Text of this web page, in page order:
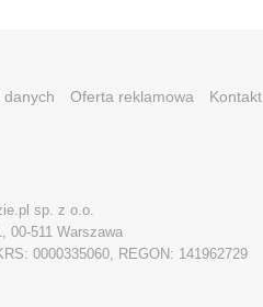
danych Oferta reklamowa Kontakt
sp. z o.o.
00-511 Warszawa
0000335060, REGON: 141962729